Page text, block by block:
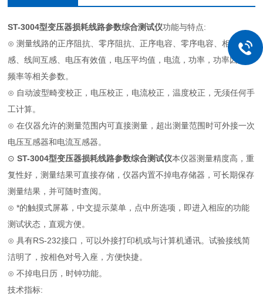
ST-3004型变压器损耗线路参数综合测试仪功能与特点:
⊙ 测量线路的正序阻抗、零序阻抗、正序电容、零序电容、相间互
感、线间互感、电压有效值，电压平均值，电流，功率，功率因数，
频率等相关参数。
⊙ 自动波型畸变校正，电压校正，电流校正，温度校正，无须任何手
工计算。
⊙ 在仪器允许的测量范围内可直接测量，超出测量范围时可外接一次
电压互感器和电流互感器。
⊙ST-3004型变压器损耗线路参数综合测试仪本仪器测量精度高，重
复性好，测量结果可直接存储，仪器内置不掉电存储器，可长期保存
测量结果，并可随时查阅。
⊙ *的触摸式屏幕，中文提示菜单，点中所选项，即进入相应的功能
测试状态，直观方便。
⊙ 具有RS-232接口，可以外接打印机或与计算机通讯。试验接线简
洁明了，按相色对号入座，方便快捷。
⊙ 不掉电日历，时钟功能。
技术指标: